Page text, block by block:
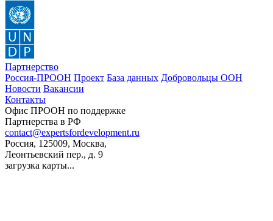
Партнерство
Россия-ПРООН Проект База данных Добровольцы ООН
Новости Вакансии
Контакты
Офис ПРООН по поддержке
Партнерства в РФ
contact@expertsfordevelopment.ru
Россия, 125009, Москва,
Леонтьевский пер., д. 9
загрузка карты...